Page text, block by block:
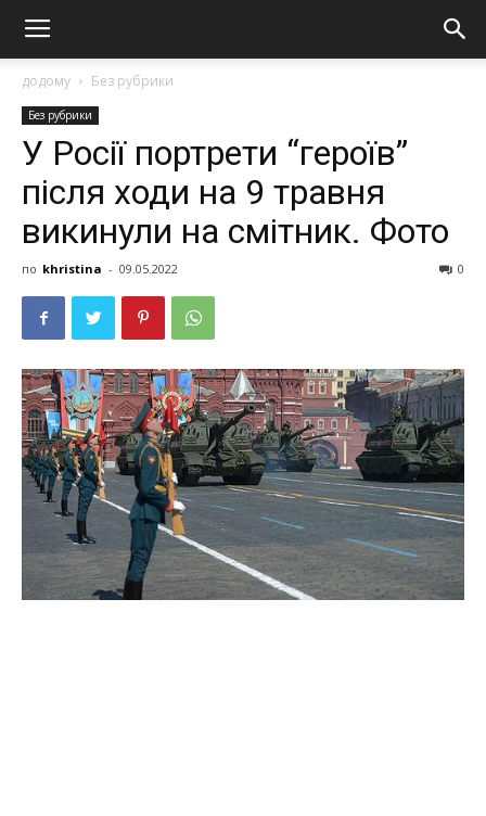
додому Без рубрики
Без рубрики
У Росії портрети “героїв”
після ходи на 9 травня
викинули на смітник. Фото
по khristina - 09.05.2022 0